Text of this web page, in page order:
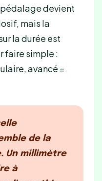
pédalage devient
mais la
la durée est
faire simple :
avancé =
de la
Un millimètre
à